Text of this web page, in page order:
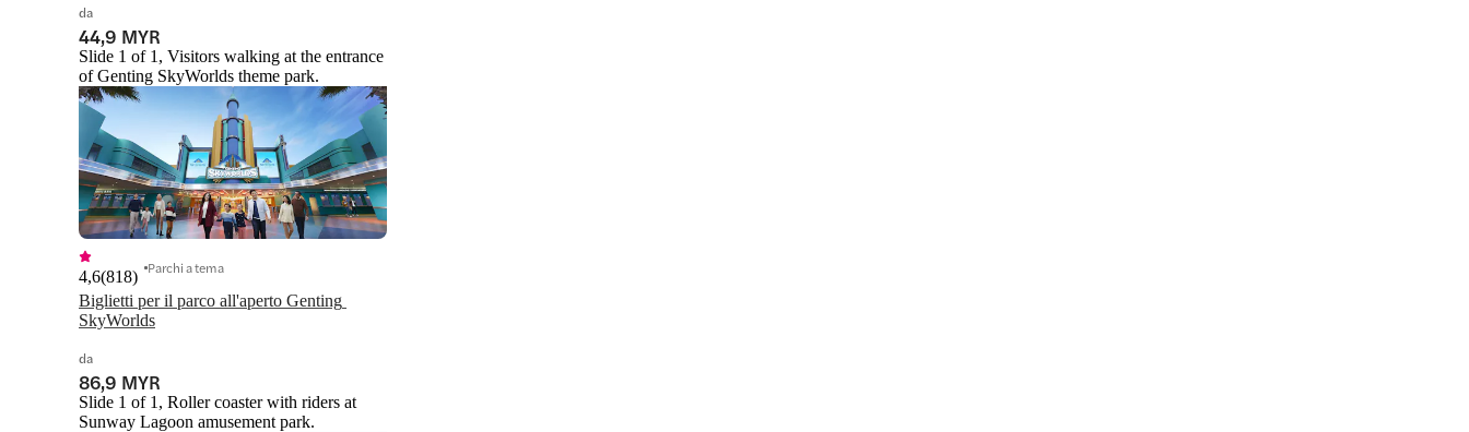
da
44,9 MYR
Slide 1 of 1, Visitors walking at the entrance
of Genting SkyWorlds theme park.
Biglietti per il parco all'aperto Genting
SkyWorlds
4,6(818) Parchi a tema
da
86,9 MYR
Slide 1 of 1, Roller coaster with riders at
Sunway Lagoon amusement park.